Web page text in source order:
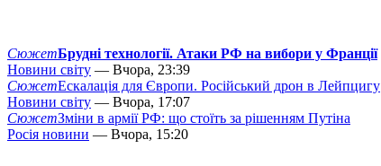
СюжетБрудні технології. Атаки РФ на вибори у Франції
Новини світу — Вчора, 23:39
СюжетЕскалація для Європи. Російський дрон в Лейпцигу
Новини світу — Вчора, 17:07
СюжетЗміни в армії РФ: що стоїть за рішенням Путіна
Росія новини — Вчора, 15:20